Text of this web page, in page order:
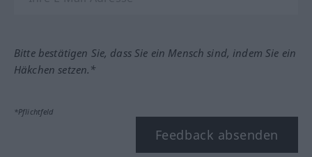
Bitte bestätigen Sie, dass Sie ein Mensch sind, indem Sie ein
Häkchen setzen.*
*Pflichtfeld
Feedback absenden